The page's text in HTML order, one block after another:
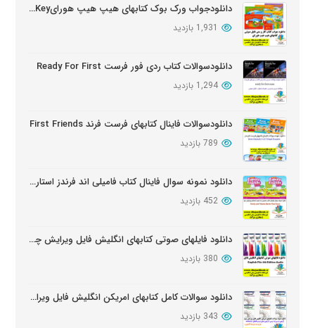
دانلود دوره آموزشی Wider World ویرایش دوم
دانلود سوالات کتابهای Oxford Discover
دانلودجواب ورک بوک کتابهای هیپ هیپ هورایHip Hip Hooray Workbook Key
1,931 بازدید
دانلودسوالات کتاب ردی فور فرست Ready For First
1,294 بازدید
دانلودسوالات فاینال کتابهای فرست فرند First Friends
789 بازدید
دانلود نمونه سوال فاینال کتاب فامیلی اند فرندز استارتر ویرایش دوم
452 بازدید
دانلود فایلهای صوتی کتابهای انگلیش فایل ویرایش چهارم English File Edition Audio
380 بازدید
دانلود سوالات کامل کتابهای امریکن انگلیش فایل ویرایش سوم American English FileThird Edition Exam Package
343 بازدید